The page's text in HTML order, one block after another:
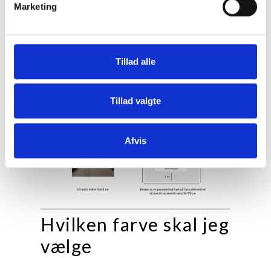
Marketing
Tillad alle
Tillad valgte
Afvis
Hvilken farve skal jeg
vælge